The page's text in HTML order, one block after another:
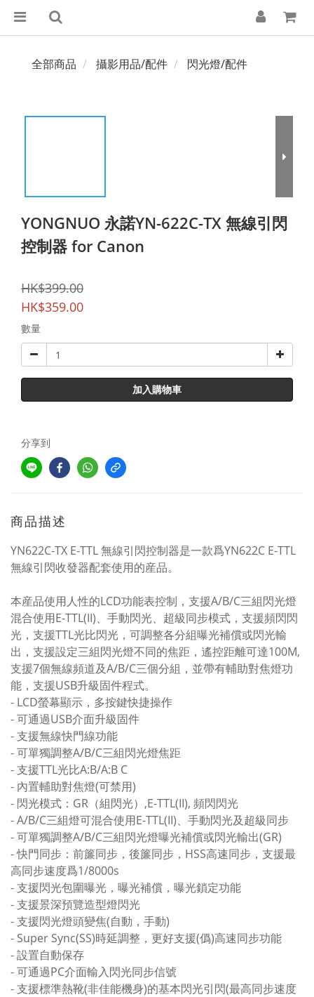
全部商品 攝影用品/配件 閃光燈/配件
YONGNUO 永諾YN-622C-TX 無線引閃
控制器 for Canon
HK$399.00
HK$359.00
數量
加入購物車
分享到
商品描述
YN622C-TX E-TTL 無線引閃控制器是一款爲YN622C E-TTL
無線引閃收發器配套使用的産品。
本産品使用人性的LCD功能表控制，支援A/B/C三組閃光燈
混合使用E-TTL(II)、手動閃光、超級同步模式，支援頻閃閃
光，支援TTL光比閃光，可調整各分組曝光補償或閃光輸
出，支援設定三組閃光燈不同的焦距，遙控距離可達100M,
支援7個無線頻道及A/B/C三個分組，並帶有輔助對焦燈功
能，支援USB升級固件程式。
- LCD螢幕顯示，多按鍵快捷操作
- 可通過USB介面升級固件
- 支援無線快門線功能
- 可單獨調整A/B/C三組閃光燈焦距
- 支援TTL光比A:B/A:B C
- 內置輔助對焦燈(可禁用)
- 閃光模式：GR（組閃光）,E-TTL(II), 頻閃閃光
- A/B/C三組燈可混合使用E-TTL(II)、手動閃光及超級同步
- 可單獨調整A/B/C三組閃光燈曝光補償或閃光輸出(GR)
- 快門同步：前簾同步，後簾同步，HSS高速同步，支援最
高同步速度爲1/8000s
- 支援閃光包圍曝光，曝光補償，曝光鎖定功能
- 支援景深預覽造型燈閃光
- 支援閃光燈頭變焦(自動，手動)
- Super Sync(SS)時延調整，更好支援(僞)高速同步功能
- 設置自動保存
- 可通過PC介面輸入閃光同步信號
- 支援標準熱靴(非佳能機身)的基本閃光引閃(最高同步速度